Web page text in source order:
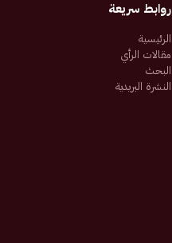
روابط سريعة
الرئيسية
مقالات الرأي
البحث
النشرة البريدية